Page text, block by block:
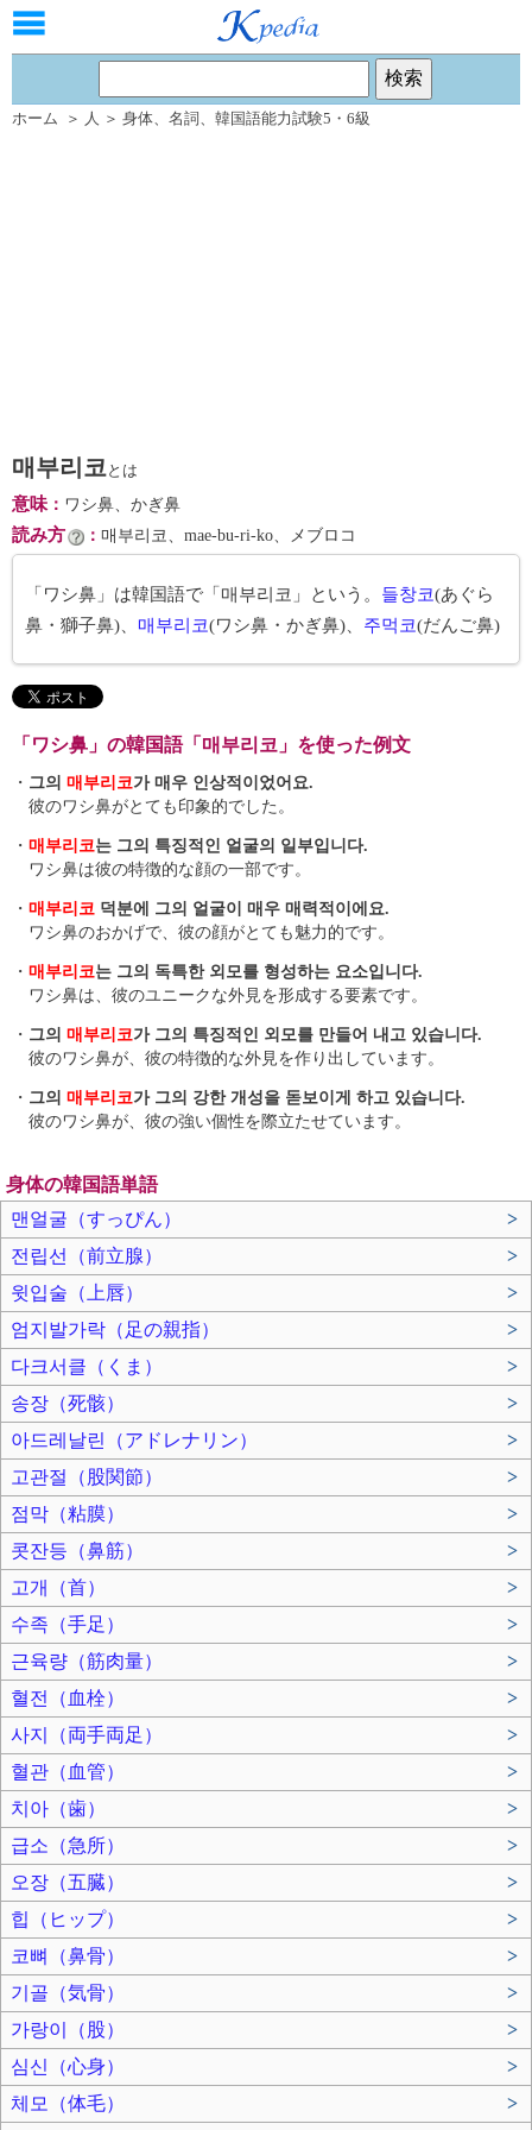
ホーム ＞ 人 ＞ 身体、 名詞 、 韓国語能力試験5・6級
매부리코とは
意味： ワシ鼻、かぎ鼻
読み方 ： 매부리코、mae-bu-ri-ko、メブロコ
「ワシ鼻」は韓国語で「매부리코」という。 들창코(あぐら
鼻・獅子鼻)、 매부리코(ワシ鼻・かぎ鼻)、 주먹코(だんご鼻)
「ワシ鼻」の韓国語「매부리코」を使った例文
・ 그의 매부리코가 매우 인상적이었어요.
彼のワシ鼻がとても印象的でした。
・ 매부리코는 그의 특징적인 얼굴의 일부입니다.
ワシ鼻は彼の特徴的な顔の一部です。
・ 매부리코 덕분에 그의 얼굴이 매우 매력적이에요.
ワシ鼻のおかげで、彼の顔がとても魅力的です。
・ 매부리코는 그의 독특한 외모를 형성하는 요소입니다.
ワシ鼻は、彼のユニークな外見を形成する要素です。
・ 그의 매부리코가 그의 특징적인 외모를 만들어 내고 있습니다.
彼のワシ鼻が、彼の特徴的な外見を作り出しています。
・ 그의 매부리코가 그의 강한 개성을 돋보이게 하고 있습니다.
彼のワシ鼻が、彼の強い個性を際立たせています。
身体の韓国語単語
맨얼굴（すっぴん）
>
전립선（前立腺）
>
윗입술（上唇）
>
엄지발가락（足の親指）
>
다크서클（くま）
>
송장（死骸）
>
아드레날린（アドレナリン）
>
고관절（股関節）
>
점막（粘膜）
>
콧잔등（鼻筋）
>
고개（首）
>
수족（手足）
>
근육량（筋肉量）
>
혈전（血栓）
>
사지（両手両足）
>
혈관（血管）
>
치아（歯）
>
급소（急所）
>
오장（五臓）
>
힙（ヒップ）
>
코뼈（鼻骨）
>
기골（気骨）
>
가랑이（股）
>
심신（心身）
>
체모（体毛）
>